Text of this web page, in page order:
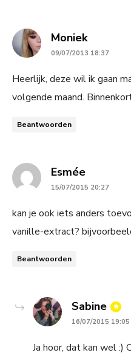
Monieksays:
09/07/2013 18:37
Heerlijk, deze wil ik gaan
volgende maand.
Beantwoorden
Esméesays:
15/07/2015 20:27
kan je ook iets anders
vanille-extract?
Beantwoorden
Sabine
16/07/2015 19:05
Ja hoor, dat kan wel :)